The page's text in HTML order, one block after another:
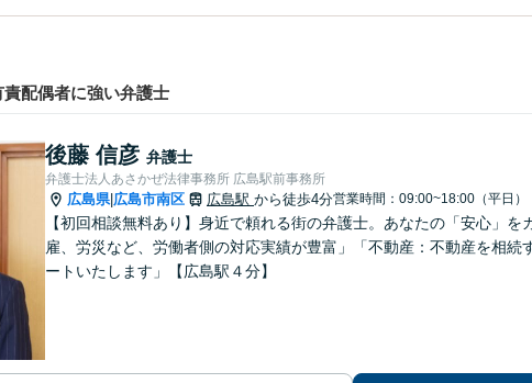
配偶者に強い弁護士
後藤 信彦 弁護士
弁護士法人あさかぜ法律事務所 広島駅前事務所
広島県| 広島市南区 広島駅 から徒歩4分営業時間：09:00~18:00（平日）
【初回相談無料あり】身近で頼れる街の弁護士。あなたの「安心」
雇、労災など、労働者側の対応実績が豊富」「不動産：不動産を相
ートいたします」【広島駅４分】